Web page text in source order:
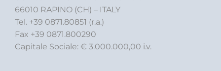
66010 RAPINO (CH) – ITALY
Tel. +39 0871.80851 (r.a.)
Fax +39 0871.800290
Capitale Sociale: € 3.000.000,00 i.v.